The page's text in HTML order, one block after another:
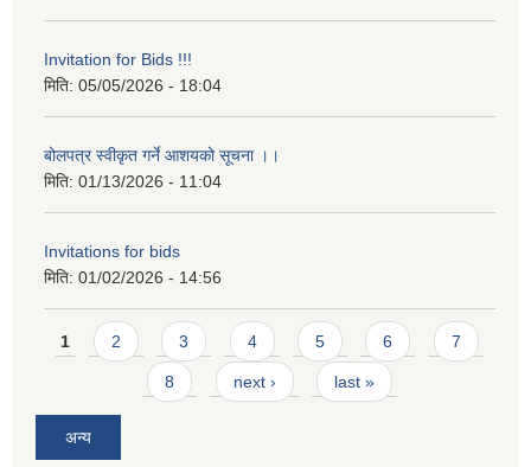
Invitation for Bids !!!
मिति: 05/05/2026 - 18:04
बोलपत्र स्वीकृत गर्ने आशयको सूचना ।।
मिति: 01/13/2026 - 11:04
Invitations for bids
मिति: 01/02/2026 - 14:56
Pages
1 2 3 4 5 6 7
8 next › last »
अन्य